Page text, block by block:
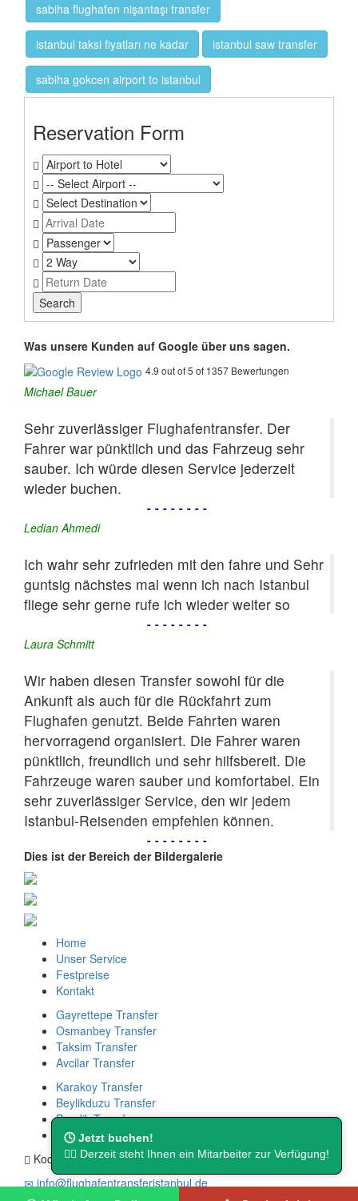
sabiha flughafen nişantaşı transfer
istanbul taksi fiyatları ne kadar istanbul saw transfer
sabiha gokcen airport to istanbul
Reservation Form
Was unsere Kunden auf Google über uns sagen.
4.9 out of 5 of 1357 Bewertungen
Michael Bauer
Sehr zuverlässiger Flughafentransfer. Der
Fahrer war pünktlich und das Fahrzeug sehr
sauber. Ich würde diesen Service jederzeit
wieder buchen.
--------
Ledian Ahmedi
Ich wahr sehr zufrieden mit den fahre und Sehr
guntsig nächstes mal wenn ich nach Istanbul
fliege sehr gerne rufe ich wieder weiter so
--------
Laura Schmitt
Wir haben diesen Transfer sowohl für die
Ankunft als auch für die Rückfahrt zum
Flughafen genutzt. Beide Fahrten waren
hervorragend organisiert. Die Fahrer waren
pünktlich, freundlich und sehr hilfsbereit. Die
Fahrzeuge waren sauber und komfortabel. Ein
sehr zuverlässiger Service, den wir jedem
Istanbul-Reisenden empfehlen können.
--------
Dies ist der Bereich der Bildergalerie
🕓 Jetzt buchen!
👨‍⚖️ Derzeit steht Ihnen ein Mitarbeiter zur Verfügung!
Home
Unser Service
Festpreise
Kontakt
Gayrettepe Transfer
Osmanbey Transfer
Taksim Transfer
Avcilar Transfer
Karakoy Transfer
Beylikduzu Transfer
Pendik Transfer
Goztepe Transfer
Kocatepe Mah. Cambazoğlu Sok. No:16.
info@flughafentransferistanbul.de